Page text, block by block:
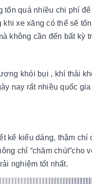
tốn quá nhiều chi phí
xe xăng có thể sẽ
không cần đến bất kỳ
khói bụi , khí thải
nay rất nhiều quốc
kế kiểu dáng, thậm chí
chỉ “chăm chút”cho
nghiệm tốt nhất.